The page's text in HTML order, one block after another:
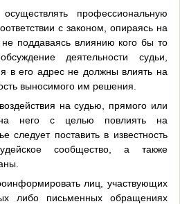
профессиональную
с законом, опираясь на
поддаваясь влиянию кого бы то
деятельности судьи,
в его адрес не должны влиять на
выносимого им решения.
на судью, прямого или
на него с целью повлиять на
следует поставить в известность
сообщество, а также
лиц, участвующих
либо письменных обращениях